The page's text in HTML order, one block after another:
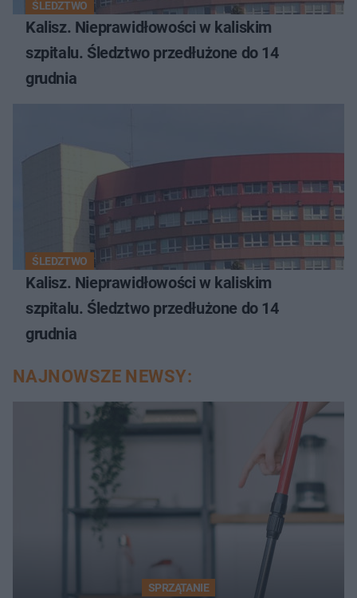
ŚLEDZTWO
Kalisz. Nieprawidłowości w kaliskim
szpitalu. Śledztwo przedłużone do 14
grudnia
ŚLEDZTWO
Kalisz. Nieprawidłowości w kaliskim
szpitalu. Śledztwo przedłużone do 14
grudnia
NAJNOWSZE NEWSY:
SPRZĄTANIE